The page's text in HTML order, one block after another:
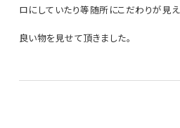
ロにしていたり等随所にこだわりが見え
良い物を見せて頂きました。